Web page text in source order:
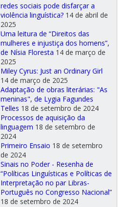
redes sociais pode disfarçar a
violência linguística? 14 de abril de
2025
Uma leitura de “Direitos das
mulheres e injustiça dos homens”,
de Nísia Floresta 14 de março de
2025
Miley Cyrus: Just an Ordinary Girl
14 de março de 2025
Adaptação de obras literárias: "As
meninas", de Lygia Fagundes
Telles 18 de setembro de 2024
Processos de aquisição da
linguagem 18 de setembro de
2024
Primeiro Ensaio 18 de setembro
de 2024
Sinais no Poder - Resenha de
“Políticas Linguísticas e Políticas de
Interpretação no par Libras-
Português no Congresso Nacional”
18 de setembro de 2024